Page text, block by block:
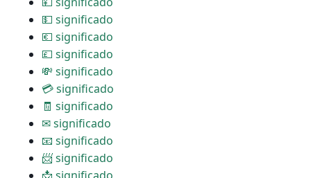
💵 significado
💶 significado
💷 significado
💸 significado
💳 significado
🧾 significado
✉ significado
📧 significado
📨 significado